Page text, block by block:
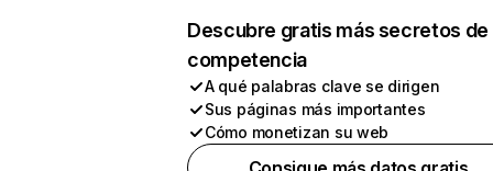
Descubre gratis más secretos de
competencia
A qué palabras clave se dirigen
Sus páginas más importantes
Cómo monetizan su web